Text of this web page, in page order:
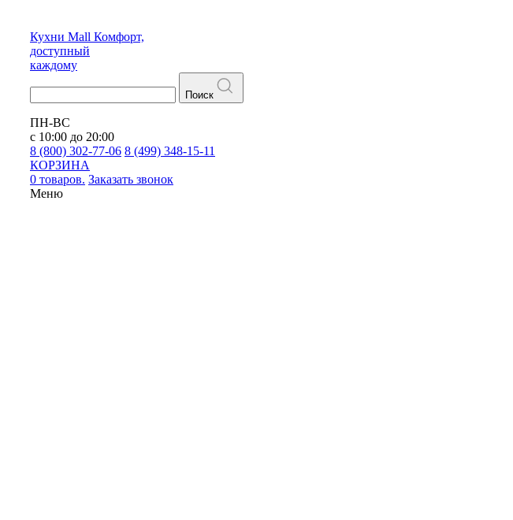
Кухни Mall Комфорт,
доступный
каждому
Поиск
ПН-ВС
с 10:00 до 20:00
8 (800) 302-77-06 8 (499) 348-15-11
КОРЗИНА
0 товаров. Заказать звонок
Меню